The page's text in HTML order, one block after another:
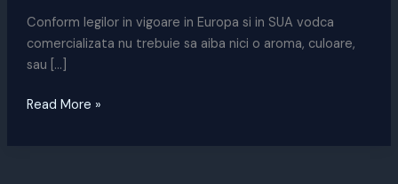
Conform legilor in vigoare in Europa si in SUA vodca
comercializata nu trebuie sa aiba nici o aroma, culoare,
sau […]
Vodca
Read More »